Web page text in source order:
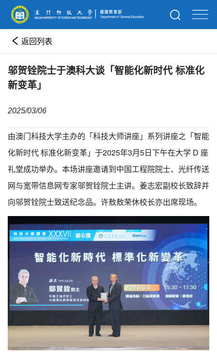
返回列表
邬贺铨院士于澳科大谈「智能化新时代 标准化
新变革」
2025/03/06
由澳门科技大学主办的「科技大师讲座」系列讲座之「智能
化新时代 标准化新变革」于2025年3月5日下午在大学 D 座
礼堂成功举办。本场讲座邀请到中国工程院院士、光纤传送
网与宽带信息网专家邬贺铨院士主讲。姜志宏副校长致辞并
向邬贺铨院士致送纪念品。许敖敖荣休校长亦出席现场。